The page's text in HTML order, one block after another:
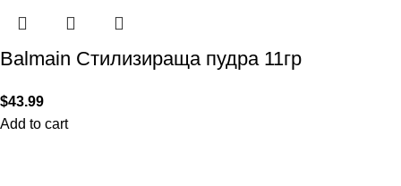
Balmain Стилизираща пудра 11гр
$43.99
Add to cart